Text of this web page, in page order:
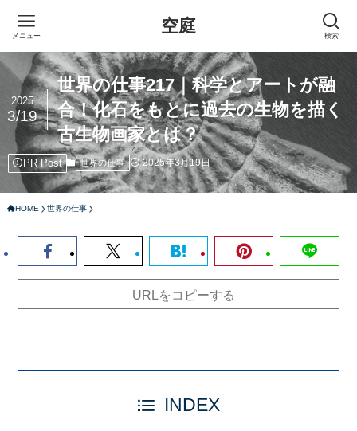
空庭 検索
メニュー
世界の仕事217｜科学とアートが融
合！化石をもとに過去の生物を描く
古生物画家とは？
2025
3/19
PR Post 世界の仕事 2025年3月19日
HOME 世界の仕事
URLをコピーする
INDEX